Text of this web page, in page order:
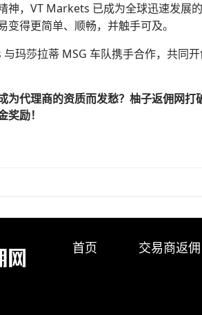
神，VT Markets 已成为全球迅速发展
得更简单、顺畅，并触手可及。
玛莎拉蒂 MSG 车队携手合作，共同
为代理商的资质而发愁？柚子返佣网
奖励！
首页 交易商返佣